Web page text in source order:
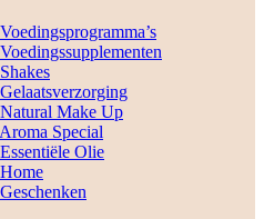
Make Up
Special
Olie